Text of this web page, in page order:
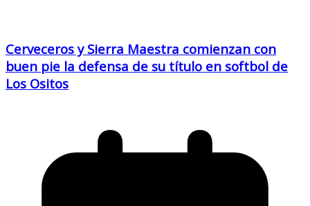
Cerveceros y Sierra Maestra comienzan con
buen pie la defensa de su título en softbol de
Los Ositos